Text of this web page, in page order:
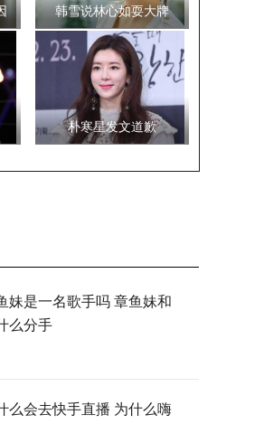
韩雪说林心如耍大牌
朴寒星发文道歉
妹是一名歌手吗 章鱼妹和
么分手
么会去快手直播 为什么嗨